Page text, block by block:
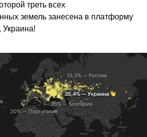
треть всех
земель занесена в платформу